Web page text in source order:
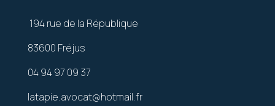
194 rue de la République
83600 Fréjus
04 94 97 09 37
latapie.avocat@hotmail.fr